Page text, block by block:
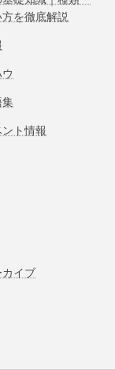
を徹底解説
集
ト情報
カイブ